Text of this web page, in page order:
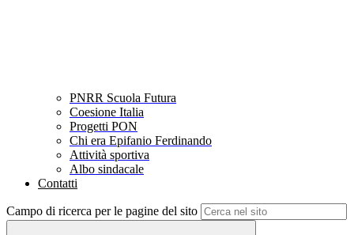
PNRR Scuola Futura
Coesione Italia
Progetti PON
Chi era Epifanio Ferdinando
Attività sportiva
Albo sindacale
Contatti
Campo di ricerca per le pagine del sito